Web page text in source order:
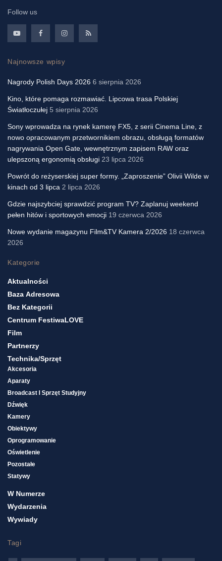
Follow us
Najnowsze wpisy
Nagrody Polish Days 2026 6 sierpnia 2026
Kino, które pomaga rozmawiać. Lipcowa trasa Polskiej
Światłoczułej 5 sierpnia 2026
Sony wprowadza na rynek kamerę FX5, z serii Cinema Line, z
nowo opracowanym przetwornikiem obrazu, obsługą formatów
nagrywania Open Gate, wewnętrznym zapisem RAW oraz
ulepszoną ergonomią obsługi 23 lipca 2026
Powrót do reżyserskiej super formy. „Zaproszenie” Olivii Wilde w
kinach od 3 lipca 2 lipca 2026
Gdzie najszybciej sprawdzić program TV? Zaplanuj weekend
pełen hitów i sportowych emocji 19 czerwca 2026
Nowe wydanie magazynu Film&TV Kamera 2/2026 18 czerwca
2026
Kategorie
Aktualności
Baza Adresowa
Bez Kategorii
Centrum FestiwaLOVE
Film
Partnerzy
Technika/sprzęt
Akcesoria
Aparaty
Broadcast I Sprzęt Studyjny
Dźwięk
Kamery
Obiektywy
Oprogramowanie
Oświetlenie
Pozostałe
Statywy
W Numerze
Wydarzenia
Wywiady
Tagi